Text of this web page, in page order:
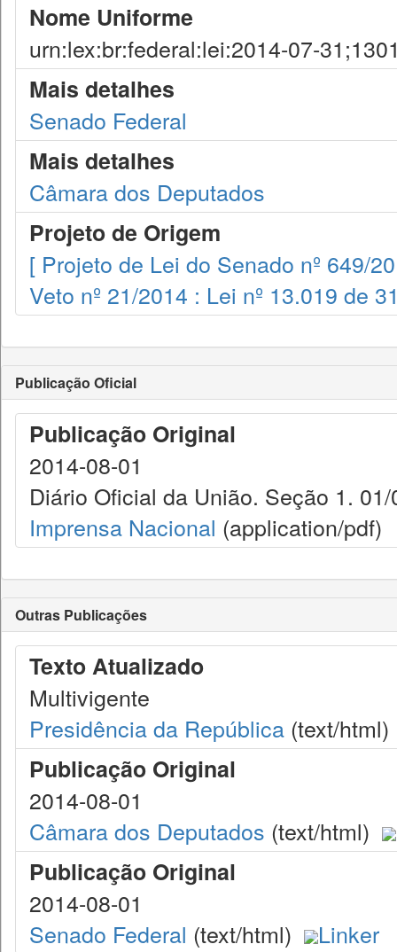
Nome Uniforme
urn:lex:br:federal:lei:2014-07-
Mais detalhes
Senado Federal
Mais detalhes
Câmara dos Deputados
Projeto de Origem
[ Projeto de Lei do Senado nº 649/
Veto nº 21/2014 : Lei nº 13.019 de
Publicação Oficial
Publicação Original
2014-08-01
Diário Oficial da União. Seção 1.
Imprensa Nacional (application/pdf)
Outras Publicações
Texto Atualizado
Multivigente
Presidência da República (text/html)
Publicação Original
2014-08-01
Câmara dos Deputados (text/html)
Publicação Original
2014-08-01
Senado Federal (text/html) Linker